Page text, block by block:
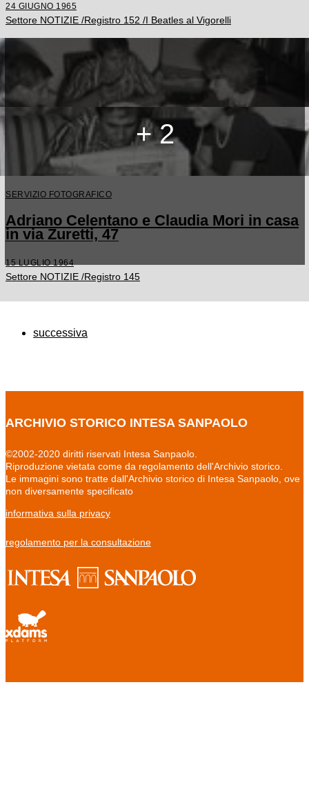
24 GIUGNO 1965
Settore NOTIZIE /Registro 152 /I Beatles al Vigorelli
+ 2
SERVIZIO FOTOGRAFICO
Adriano Celentano e Claudia Mori in casa
in via Zuretti, 47
15 LUGLIO 1964
Settore NOTIZIE /Registro 145
successiva
ARCHIVIO STORICO INTESA SANPAOLO
©2002-2020 diritti riservati Intesa Sanpaolo.
Riproduzione vietata come da regolamento dell'Archivio storico.
Le immagini sono tratte dall'Archivio storico di Intesa Sanpaolo, ove
non diversamente specificato
informativa sulla privacy
regolamento per la consultazione